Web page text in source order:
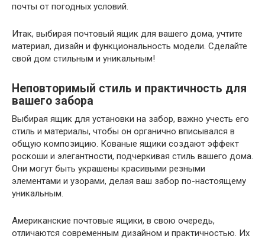
почты от погодных условий.
Итак, выбирая почтовый ящик для вашего дома, учтите
материал, дизайн и функциональность модели. Сделайте
свой дом стильным и уникальным!
Неповторимый стиль и практичность для
вашего забора
Выбирая ящик для установки на забор, важно учесть его
стиль и материалы, чтобы он органично вписывался в
общую композицию. Кованые ящики создают эффект
роскоши и элегантности, подчеркивая стиль вашего дома.
Они могут быть украшены красивыми резными
элементами и узорами, делая ваш забор по-настоящему
уникальным.
Американские почтовые ящики, в свою очередь,
отличаются современным дизайном и практичностью. Их